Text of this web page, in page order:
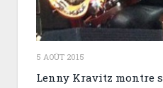
5 AOÛT 2015
Lenny Kravitz montre